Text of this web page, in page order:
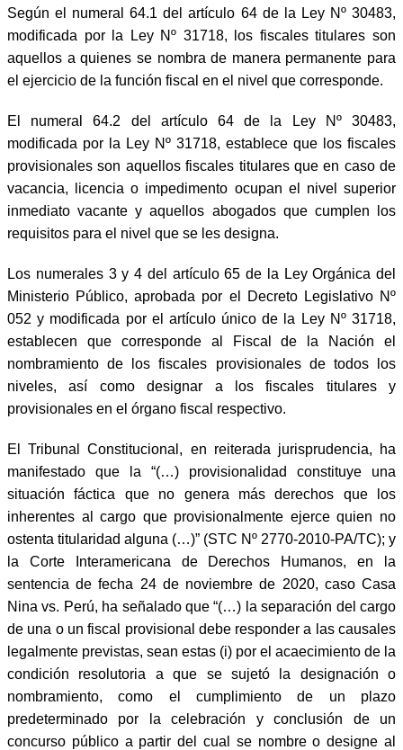
Según el numeral 64.1 del artículo 64 de la Ley Nº 30483,
modificada por la Ley Nº 31718, los fiscales titulares son
aquellos a quienes se nombra de manera permanente para
el ejercicio de la función fiscal en el nivel que corresponde.
El numeral 64.2 del artículo 64 de la Ley Nº 30483,
modificada por la Ley Nº 31718, establece que los fiscales
provisionales son aquellos fiscales titulares que en caso de
vacancia, licencia o impedimento ocupan el nivel superior
inmediato vacante y aquellos abogados que cumplen los
requisitos para el nivel que se les designa.
Los numerales 3 y 4 del artículo 65 de la Ley Orgánica del
Ministerio Público, aprobada por el Decreto Legislativo Nº
052 y modificada por el artículo único de la Ley Nº 31718,
establecen que corresponde al Fiscal de la Nación el
nombramiento de los fiscales provisionales de todos los
niveles, así como designar a los fiscales titulares y
provisionales en el órgano fiscal respectivo.
El Tribunal Constitucional, en reiterada jurisprudencia, ha
manifestado que la “(…) provisionalidad constituye una
situación fáctica que no genera más derechos que los
inherentes al cargo que provisionalmente ejerce quien no
ostenta titularidad alguna (…)” (STC Nº 2770-2010-PA/TC); y
la Corte Interamericana de Derechos Humanos, en la
sentencia de fecha 24 de noviembre de 2020, caso Casa
Nina vs. Perú, ha señalado que “(…) la separación del cargo
de una o un fiscal provisional debe responder a las causales
legalmente previstas, sean estas (i) por el acaecimiento de la
condición resolutoria a que se sujetó la designación o
nombramiento, como el cumplimiento de un plazo
predeterminado por la celebración y conclusión de un
concurso público a partir del cual se nombre o designe al